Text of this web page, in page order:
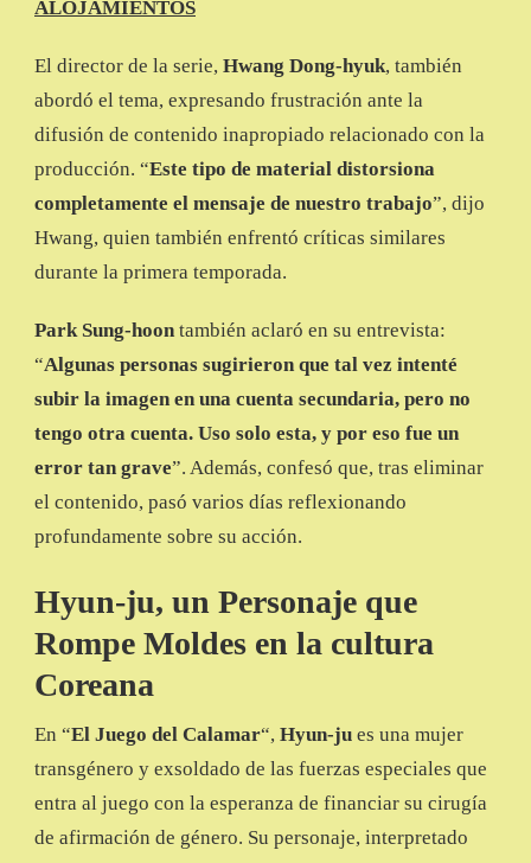
ALOJAMIENTOS
El director de la serie, Hwang Dong-hyuk, también
abordó el tema, expresando frustración ante la
difusión de contenido inapropiado relacionado con la
producción. “Este tipo de material distorsiona
completamente el mensaje de nuestro trabajo”, dijo
Hwang, quien también enfrentó críticas similares
durante la primera temporada.
Park Sung-hoon también aclaró en su entrevista:
“Algunas personas sugirieron que tal vez intenté
subir la imagen en una cuenta secundaria, pero no
tengo otra cuenta. Uso solo esta, y por eso fue un
error tan grave”. Además, confesó que, tras eliminar
el contenido, pasó varios días reflexionando
profundamente sobre su acción.
Hyun-ju, un Personaje que
Rompe Moldes en la cultura
Coreana
En “El Juego del Calamar“, Hyun-ju es una mujer
transgénero y exsoldado de las fuerzas especiales que
entra al juego con la esperanza de financiar su cirugía
de afirmación de género. Su personaje, interpretado